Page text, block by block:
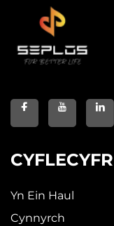
Yn Ein Haul
Cynnyrch